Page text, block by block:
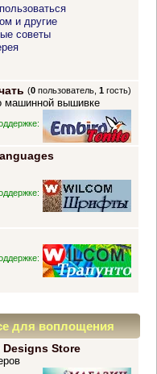
и другие
советы
(0 пользователь,1 гость)
машинной вышивке
для воплощения
Designs Store